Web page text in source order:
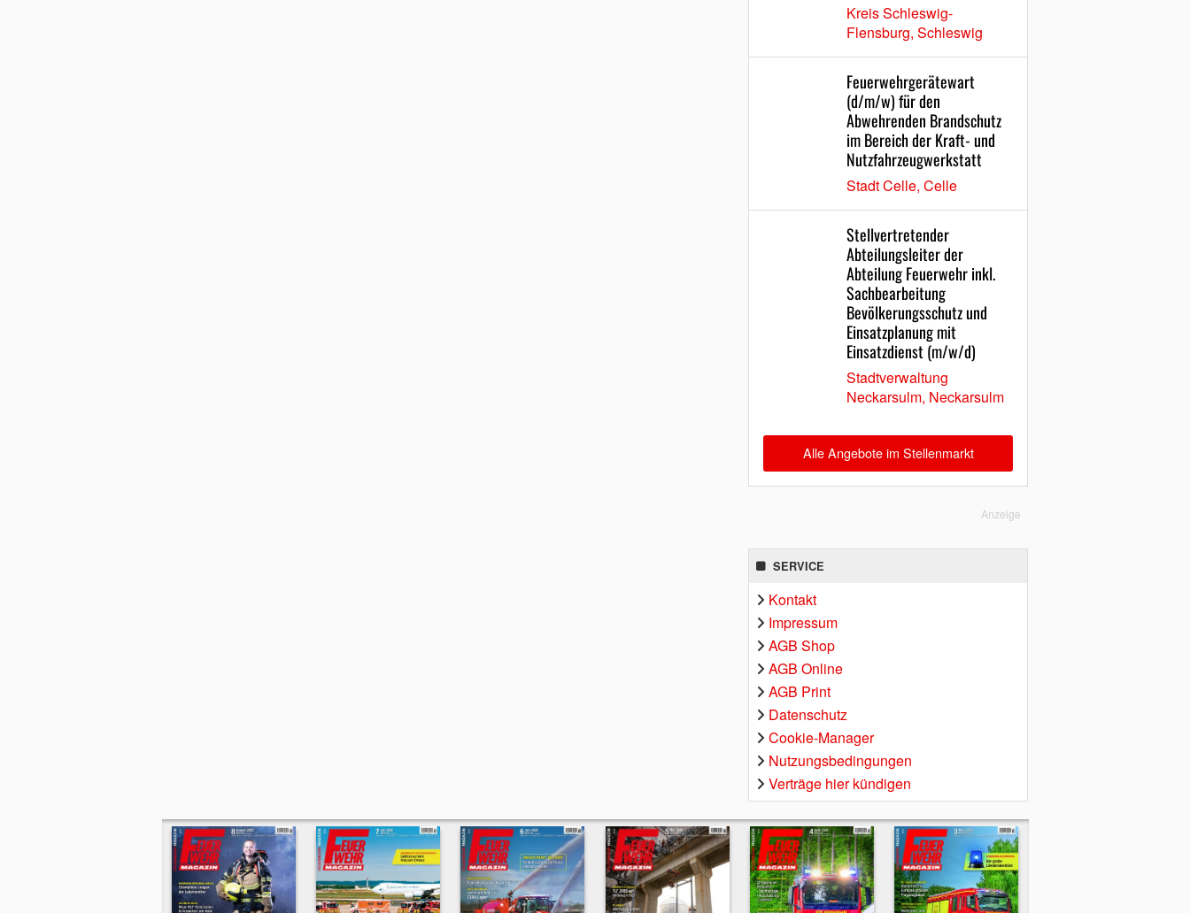
Kreis Schleswig-
Flensburg, Schleswig
Feuerwehrgerätewart
(d/m/w) für den
Abwehrenden Brandschutz
im Bereich der Kraft- und
Nutzfahrzeugwerkstatt
Stadt Celle, Celle
Stellvertretender
Abteilungsleiter der
Abteilung Feuerwehr inkl.
Sachbearbeitung
Bevölkerungsschutz und
Einsatzplanung mit
Einsatzdienst (m/w/d)
Stadtverwaltung
Neckarsulm, Neckarsulm
Alle Angebote im Stellenmarkt
Anzeige
SERVICE
Kontakt
Impressum
AGB Shop
AGB Online
AGB Print
Datenschutz
Cookie-Manager
Nutzungsbedingungen
Verträge hier kündigen